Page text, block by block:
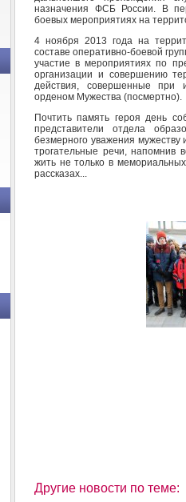
назначения ФСБ России. В
боевых мероприятиях на
4 ноября 2013 года на
составе оперативно-боевой
участие в мероприятиях по
организации и совершению
действия, совершенные при
орденом Мужества (посмертно).
Почтить память героя день
представители отдела
безмерного уважения
трогательные речи, напомнив
жить не только в
рассказах...
Другие новости по теме: